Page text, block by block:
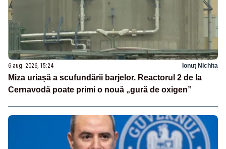
6 aug. 2026, 15:24 Ionuț Nichita
Miza uriașă a scufundării barjelor. Reactorul 2 de la
Cernavodă poate primi o nouă „gură de oxigen”